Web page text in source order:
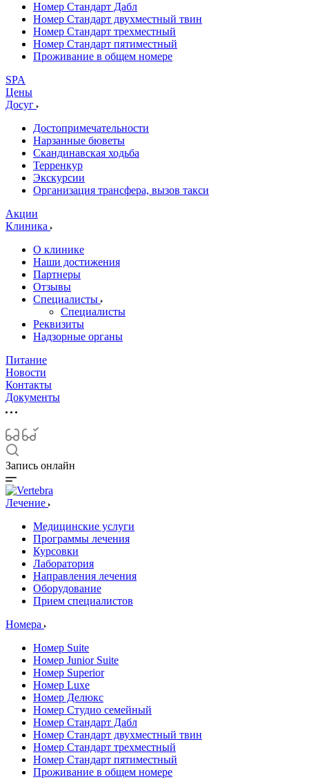
Номер Стандарт Дабл
Номер Стандарт двухместный твин
Номер Стандарт трехместный
Номер Стандарт пятиместный
Проживание в общем номере
SPA
Цены
Досуг
Достопримечательности
Нарзанные бюветы
Скандинавская ходьба
Терренкур
Экскурсии
Организация трансфера, вызов такси
Акции
Клиника
О клинике
Наши достижения
Партнеры
Отзывы
Специалисты
Специалисты
Реквизиты
Надзорные органы
Питание
Новости
Контакты
Документы
Запись онлайн
Лечение
Медицинские услуги
Программы лечения
Курсовки
Лаборатория
Направления лечения
Оборудование
Прием специалистов
Номера
Номер Suite
Номер Junior Suite
Номер Superior
Номер Luxe
Номер Делюкс
Номер Студио семейный
Номер Стандарт Дабл
Номер Стандарт двухместный твин
Номер Стандарт трехместный
Номер Стандарт пятиместный
Проживание в общем номере